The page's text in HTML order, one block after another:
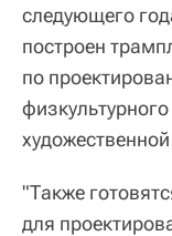
следующего
построен
по
"Также
для